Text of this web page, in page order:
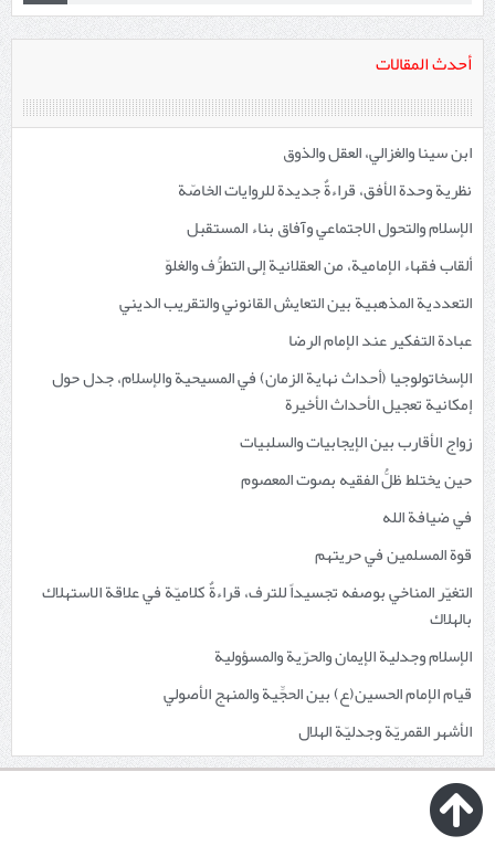
أحدث المقالات
ابن سينا والغزالي، العقل والذوق
نظرية وحدة الأفق، قراءةٌ جديدة للروايات الخاصّة
الإسلام والتحول الاجتماعي وآفاق بناء المستقبل
ألقاب فقهاء الإمامية، من العقلانية إلى التطرُّف والغلوّ
التعددية المذهبية بين التعايش القانوني والتقريب الديني
عبادة التفكير عند الإمام الرضا
الإسخاتولوجيا (أحداث نهاية الزمان) في المسيحية والإسلام، جدل حول
إمكانية تعجيل الأحداث الأخيرة
زواج الأقارب بين الإيجابيات والسلبيات
حين يختلط ظلُّ الفقيه بصوت المعصوم
في ضيافة الله
قوة المسلمين في حريتهم
التغيّر المناخي بوصفه تجسيداً للترف، قراءةٌ كلاميّة في علاقة الاستهلاك
بالهلاك
الإسلام وجدلية الإيمان والحرّية والمسؤولية
قيام الإمام الحسين(ع) بين الحجِّية والمنهج الأصولي
الأشهر القمريّة وجدليّة الهلال